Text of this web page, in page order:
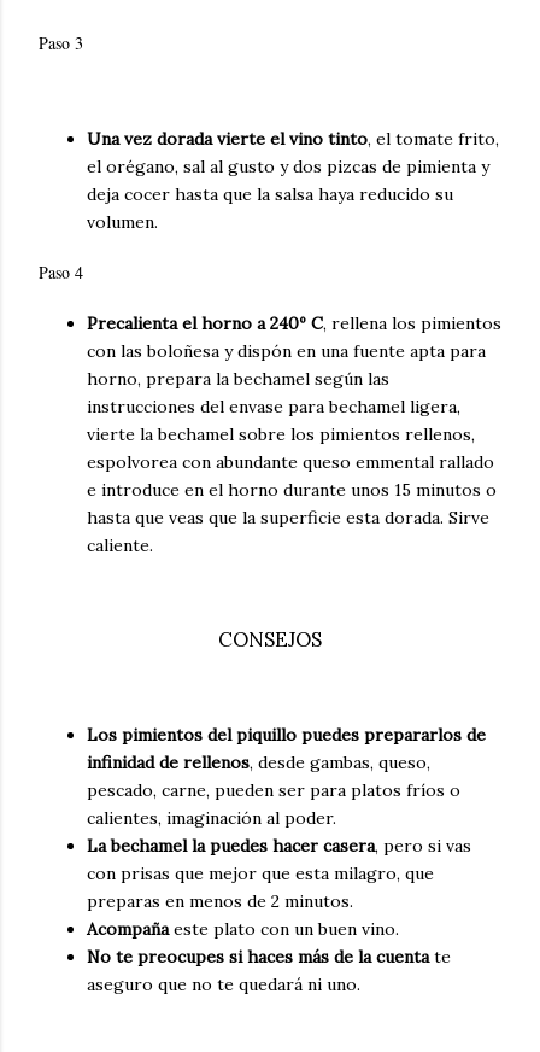
Paso 3
Una vez dorada vierte el vino tinto, el tomate frito,
el orégano, sal al gusto y dos pizcas de pimienta y
deja cocer hasta que la salsa haya reducido su
volumen.
Paso 4
Precalienta el horno a 240º C, rellena los pimientos
con las boloñesa y dispón en una fuente apta para
horno, prepara la bechamel según las
instrucciones del envase para bechamel ligera,
vierte la bechamel sobre los pimientos rellenos,
espolvorea con abundante queso emmental rallado
e introduce en el horno durante unos 15 minutos o
hasta que veas que la superficie esta dorada. Sirve
caliente.
CONSEJOS
Los pimientos del piquillo puedes prepararlos de
infinidad de rellenos, desde gambas, queso,
pescado, carne, pueden ser para platos fríos o
calientes, imaginación al poder.
La bechamel la puedes hacer casera, pero si vas
con prisas que mejor que esta milagro, que
preparas en menos de 2 minutos.
Acompañaeste plato con un buen vino.
No te preocupes si haces más de la cuentate
aseguro que no te quedará ni uno.